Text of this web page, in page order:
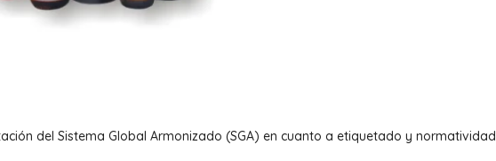
del Sistema Global Armonizado (SGA) en cuanto a etiquetado y normatividad